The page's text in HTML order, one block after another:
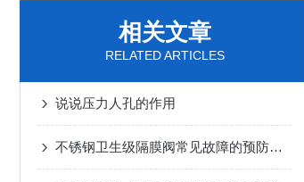
相关文章
RELATED ARTICLES
说说压力人孔的作用
不锈钢卫生级隔膜阀常见故障的预防和排除方法